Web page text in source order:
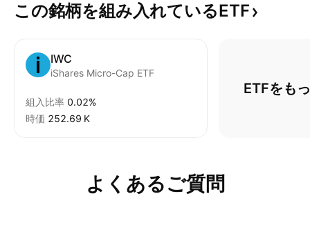
この銘柄を組み入れているETF
IWC
iShares Micro-Cap ETF
組入比率 0.02%
時価 ‪252.69 K‬
ETFをも
よくあるご質問